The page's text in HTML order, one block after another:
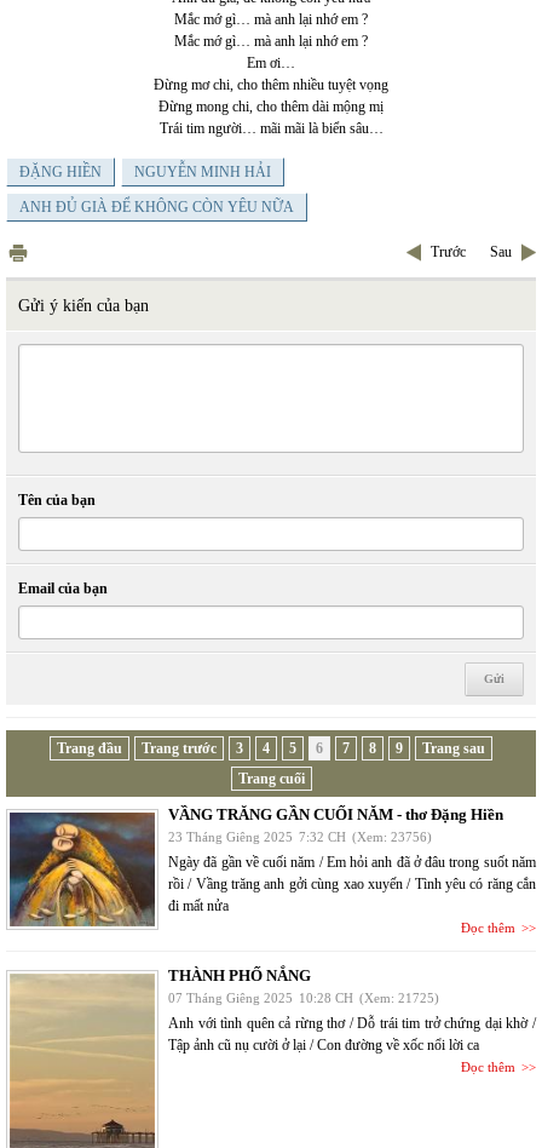
Mắc mớ gì… mà anh lại nhớ em ?
Mắc mớ gì… mà anh lại nhớ em ?
Em ơi…
Đừng mơ chi, cho thêm nhiều tuyệt vọng
Đừng mong chi, cho thêm dài mộng mị
Trái tim người… mãi mãi là biển sâu…
ĐẶNG HIỀN NGUYỄN MINH HẢI
ANH ĐỦ GIÀ ĐỂ KHÔNG CÒN YÊU NỮA
Trước Sau
Gửi ý kiến của bạn
Tên của bạn
Email của bạn
Trang đầu Trang trước 3 4 5 6 7 8 9
Trang sau
Trang cuối
VẦNG TRĂNG GẦN CUỐI NĂM - thơ Đặng Hiền
23 Tháng Giêng 2025 7:32 CH (Xem: 23756)
Ngày đã gần về cuối năm / Em hỏi anh đã ở đâu trong suốt năm
rồi / Vầng trăng anh gởi cùng xao xuyến / Tình yêu có răng cắn
đi mất nửa
Đọc thêm
THÀNH PHỐ NẮNG
07 Tháng Giêng 2025 10:28 CH (Xem: 21725)
Anh với tình quên cả rừng thơ / Dỗ trái tim trở chứng dại khờ /
Tập ảnh cũ nụ cười ở lại / Con đường về xốc nổi lời ca
Đọc thêm